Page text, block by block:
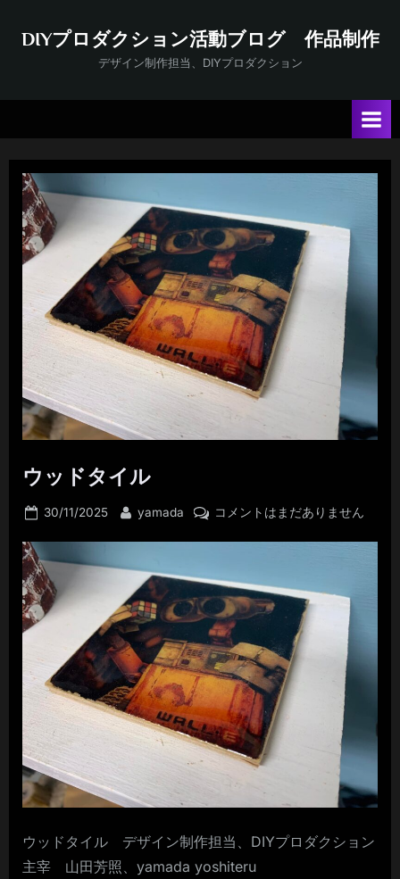
DIYプロダクション活動ブログ 作品制作
デザイン制作担当、DIYプロダクション
ウッドタイル
Posted
30/11/2025 By
yamada
ウ
イ
ル
へ
の
コメントはまだありません
ウッドタイル デザイン制作担当、DIYプロダクション
主宰 山田芳照、yamada yoshiteru